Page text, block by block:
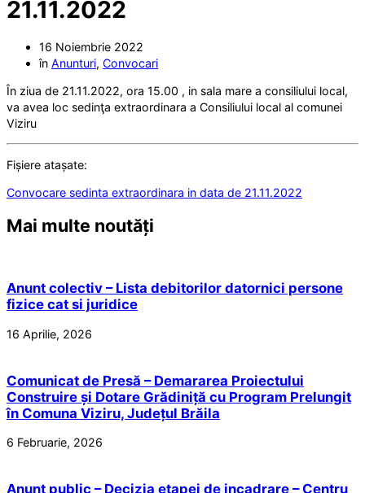
21.11.2022
16 Noiembrie 2022
în Anunturi, Convocari
În ziua de 21.11.2022, ora 15.00 , in sala mare a consiliului local,
va avea loc sedinţa extraordinara a Consiliului local al comunei
Viziru
Fișiere atașate:
Convocare sedinta extraordinara in data de 21.11.2022
Mai multe noutăți
Anunt colectiv – Lista debitorilor datornici persone
fizice cat si juridice
16 Aprilie, 2026
Comunicat de Presă – Demararea Proiectului
Construire și Dotare Grădiniță cu Program Prelungit
în Comuna Viziru, Județul Brăila
6 Februarie, 2026
Anunt public – Decizia etapei de incadrare – Centru